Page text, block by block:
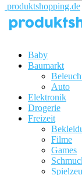
produktshopping.de
Baby
Baumarkt
Auto
Elektronik
Drogerie
Freizeit
Filme
Games